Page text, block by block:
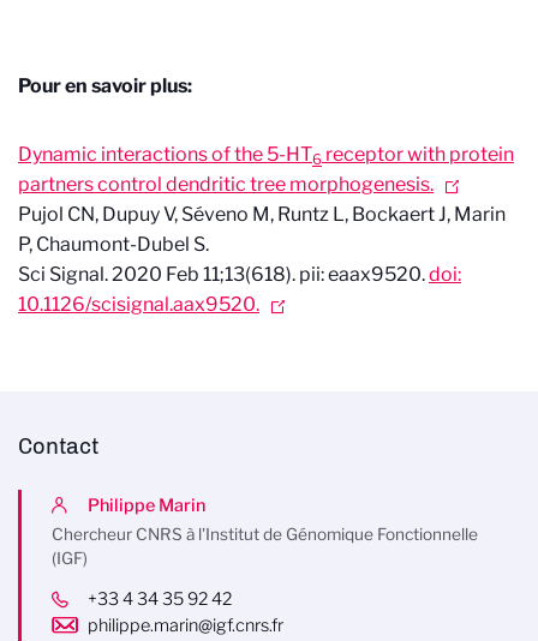
Pour en savoir plus:
Dynamic interactions of the 5-HT6 receptor with protein
partners control dendritic tree morphogenesis.
Pujol CN, Dupuy V, Séveno M, Runtz L, Bockaert J, Marin
P, Chaumont-Dubel S.
Sci Signal. 2020 Feb 11;13(618). pii: eaax9520.doi:
10.1126/scisignal.aax9520.
Contact
Philippe Marin
Chercheur CNRS à l'Institut de Génomique Fonctionnelle
(IGF)
+33 4 34 35 92 42
philippe.marin@igf.cnrs.fr